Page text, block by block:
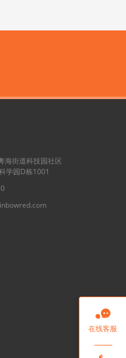
海街道科技园社区
学园D栋1001

在线客服